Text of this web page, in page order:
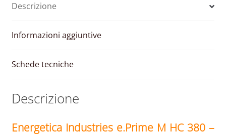
380
quantità
Descrizione
Informazioni aggiuntive
Schede tecniche
Descrizione
Energetica Industries e.Prime M HC 380 –